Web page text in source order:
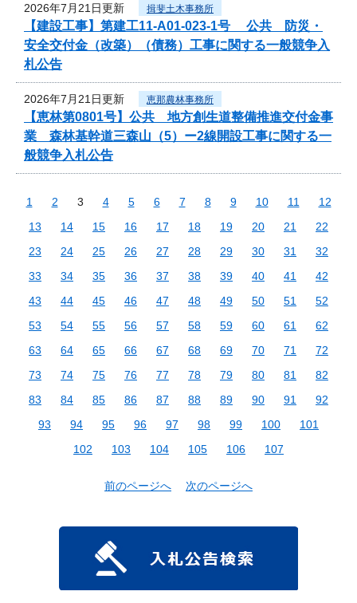
2026年7月21日更新 揖斐土木事務所
【建設工事】第建工11-A01-023-1号 公共 防災・
安全交付金（改築）（債務）工事に関する一般競争入
札公告
2026年7月21日更新 恵那農林事務所
【恵林第0801号】公共 地方創生道整備推進交付金事
業 森林基幹道三森山（5）ー2線開設工事に関する一
般競争入札公告
1 2 3 4 5 6 7 8 9 10 11
12
13
14 15 16 17 18 19 20 21
22
23
24 25 26 27 28 29 30 31
32
33
34 35 36 37 38 39 40 41
42
43
44 45 46 47 48 49 50 51
52
53
54 55 56 57 58 59 60 61
62
63
64 65 66 67 68 69 70 71
72
73
74 75 76 77 78 79 80 81
82
83
84 85 86 87 88 89 90 91
92
93
94 95 96 97 98 99 100
101
102
103 104 105 106 107
前のページへ 次のページへ